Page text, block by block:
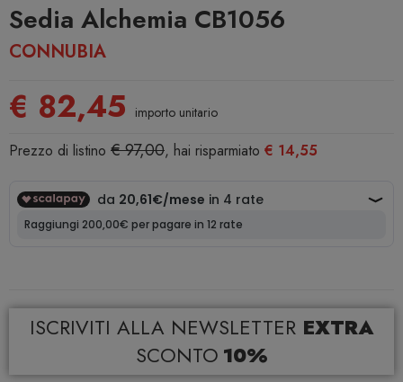
Sedia Alchemia CB1056
CONNUBIA
€ 82,45 importo unitario
Prezzo di listino € 97,00, hai risparmiato € 14,55
ISCRIVITI ALLA NEWSLETTER EXTRA
SCONTO 10%